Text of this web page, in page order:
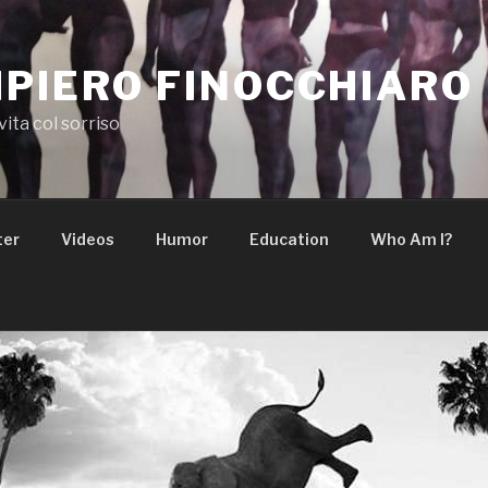
FINOCCHIARO
col sorriso
Videos Humor Education Who Am I?